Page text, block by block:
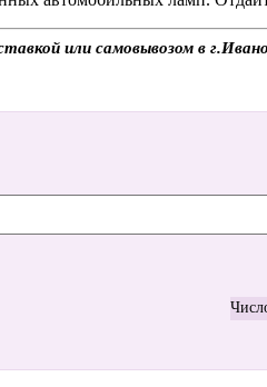
или самовывозом в